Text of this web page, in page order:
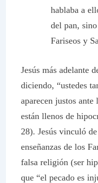
hablaba a
del pan,
Fariseos y
Jesús más adelante
diciendo, “ustedes
aparecen justos
están llenos de
28). Jesús vinculó
enseñanzas de los
falsa religión (ser
que “el pecado es